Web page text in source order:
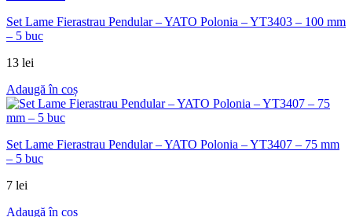
Set Lame Fierastrau Pendular – YATO Polonia – YT3403 – 100 mm
– 5 buc
13 lei
Adaugă în coș
Set Lame Fierastrau Pendular – YATO Polonia – YT3407 – 75 mm
– 5 buc
7 lei
Adaugă în coș